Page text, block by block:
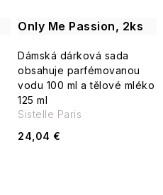
Only Me Passion, 2ks
Dámská dárková sada
obsahuje parfémovanou
vodu 100 ml a tělové mléko
125 ml
24,04 €
Sistelle Paris